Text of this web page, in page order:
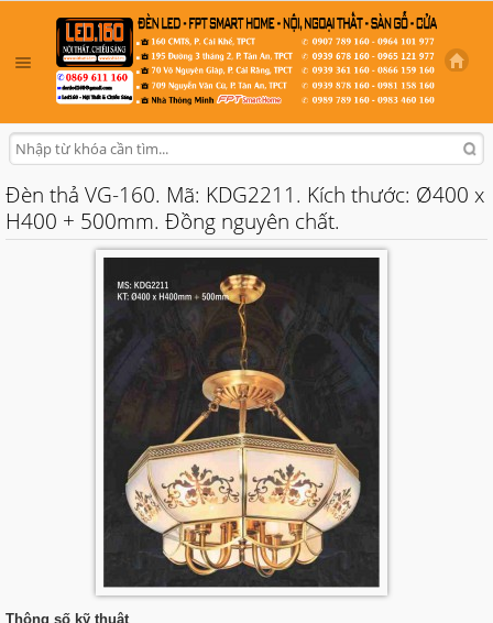
Đèn thả VG-160. Mã: KDG2211. Kích thước: Ø400 x
H400 + 500mm. Đồng nguyên chất.
Thông số kỹ thuật